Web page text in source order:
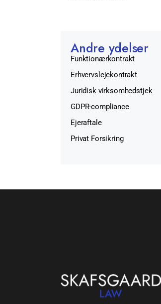
Andre ydelser
Funktionærkontrakt
Erhvervslejekontrakt
Juridisk virksomhedstjek
GDPR-compliance
Ejeraftale
Privat Forsikring